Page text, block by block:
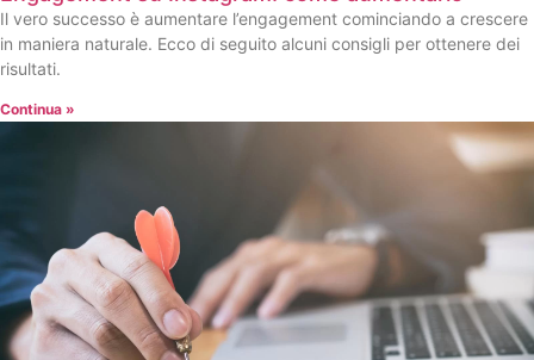
Il vero successo è aumentare l’engagement cominciando a crescere
in maniera naturale. Ecco di seguito alcuni consigli per ottenere dei
risultati.
Continua »